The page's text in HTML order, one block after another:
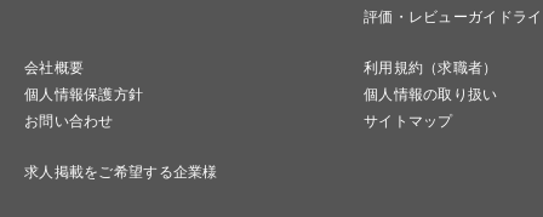
評価・レビューガイドラ
会社概要
利用規約（求職者）
個人情報保護方針
個人情報の取り扱い
お問い合わせ
サイトマップ
求人掲載をご希望する企業様